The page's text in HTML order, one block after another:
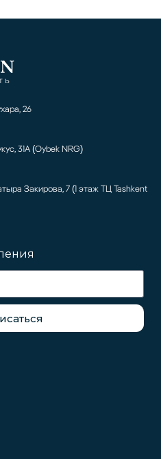
26
31А (Oybek NRG)
Закирова, 7 (1 этаж ТЦ Tashkent